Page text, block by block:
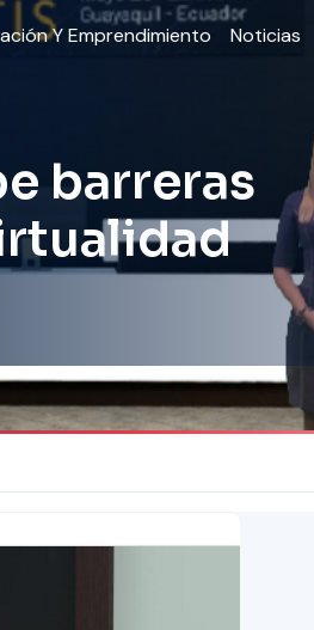
Y Emprendimiento Noticias
barreras